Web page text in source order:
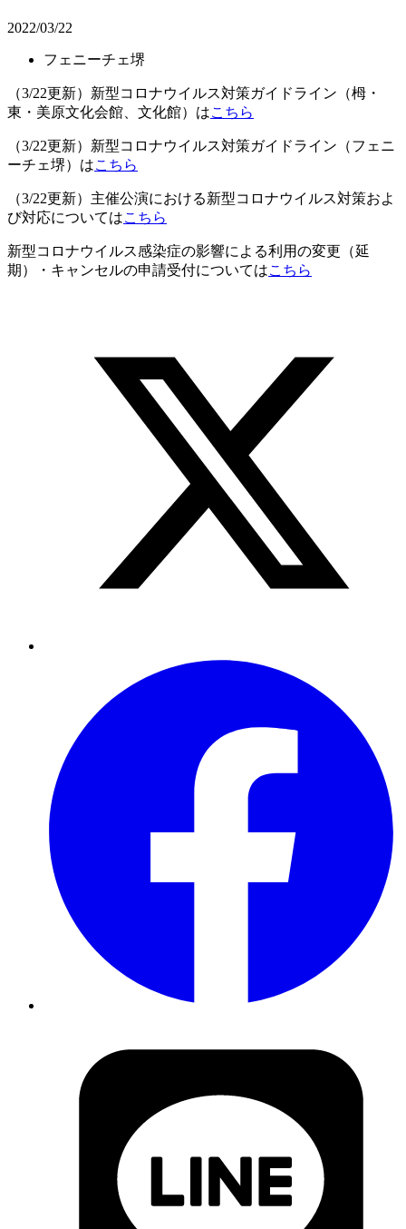
2022/03/22
フェニーチェ堺
（3/22更新）新型コロナウイルス対策ガイドライン（栂・
東・美原文化会館、文化館）はこちら
（3/22更新）新型コロナウイルス対策ガイドライン（フェニ
ーチェ堺）はこちら
（3/22更新）主催公演における新型コロナウイルス対策およ
び対応についてはこちら
新型コロナウイルス感染症の影響による利用の変更（延
期）・キャンセルの申請受付についてはこちら